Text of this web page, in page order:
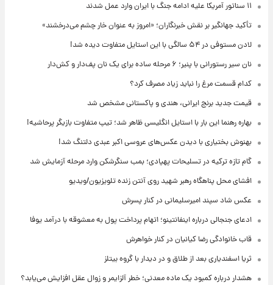
۱۱ سناتور آمریکا علیه ادامه جنگ با ایران وارد عمل شدند
تأکید جهانگیر بر نقش خبرنگاران؛ «امروز به عنوان خار چشم می‌درخشند»
لادن مستوفی در ۵۴ سالگی با این استایل متفاوت دیده شد!
نان سیر رستورانی با پنیر؛ ۶ مرحله ساده برای یک نان پف‌دار و کش‌دار
کدام قسمت مرغ را نباید زیاد مصرف کرد؟
قیمت جدید برنج ایرانی، هندی و پاکستانی مشخص شد
بهاره رهنما این بار با استایل انگلیسی ظاهر شد؛ تیپ متفاوت بازیگر پرحاشیه!
بهنوش بختیاری با دیدن عکس‌های عروسی اکبر عبدی دلتنگ شد!
گام تازه ترکیه در تسلیحات پهپادی؛ بمب سنگرشکن وارد مرحله آزمایش شد
افشای محل پناهگاه‌ رهبر شهید روی آنتن زنده تلویزیون/ویدیو
عکس شاد سپند امیرسلیمانی در کنار پسرش
ادعای جنجالی درباره اینفانتینو؛ اتهام پرداخت پول به معشوقه با درآمد یوفا
قاب خانوادگی رضا کیانیان در کنار خواهرش
ثریا اسفندیاری بعد از طلاق و در دیدار با گروه بیتلز
هشدار درباره کمبود یک ماده معدنی؛ خطر آلزایمر و زوال عقل افزایش می‌یابد؟